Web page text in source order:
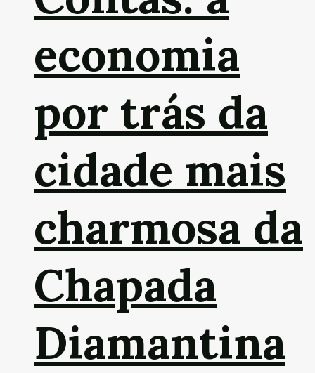
economia
por trás da
cidade mais
charmosa da
Chapada
Diamantina